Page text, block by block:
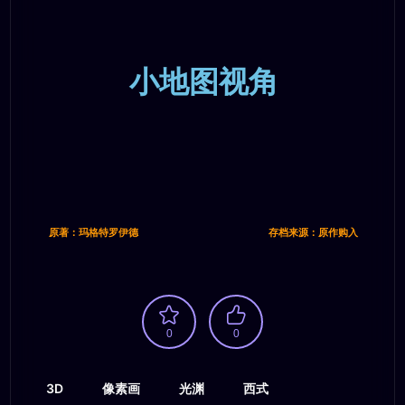
小地图视角
原著：玛格特罗伊德 存档来源：原作购入
0 0
3D 像素画 光渊 西式